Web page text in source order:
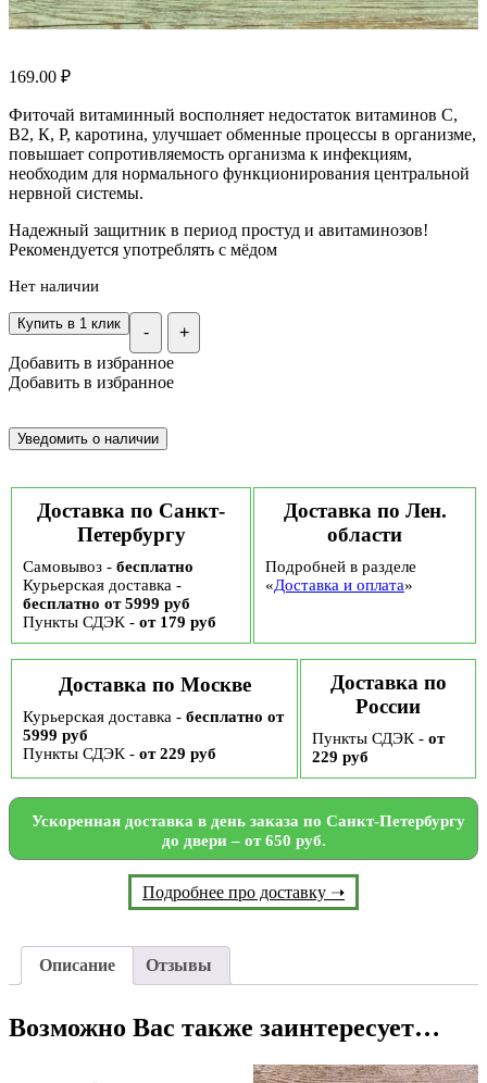
169.00 ₽
Фиточай витаминный восполняет недостаток витаминов С,
В2, К, Р, каротина, улучшает обменные процессы в организме,
повышает сопротивляемость организма к инфекциям,
необходим для нормального функционирования центральной
нервной системы.
Надежный защитник в период простуд и авитаминозов!
Рекомендуется употреблять с мёдом
Нет наличии
- +
Купить в 1 клик
Добавить в избранное
Добавить в избранное
Доставка по Санкт-
Петербургу
Самовывоз - бесплатно
Курьерская доставка -
бесплатно от 5999 руб
Пункты СДЭК - от 179 руб
Доставка по Лен.
области
Подробней в разделе
«Доставка и оплата»
Доставка по Москве
Курьерская доставка - бесплатно от
5999 руб
Пункты СДЭК - от 229 руб
Доставка по
России
Пункты СДЭК - от
229 руб
Ускоренная доставка в день заказа по Санкт-Петербургу
до двери – от 650 руб.
Подробнее про доставку ➝
Описание Отзывы
Возможно Вас также заинтересует…